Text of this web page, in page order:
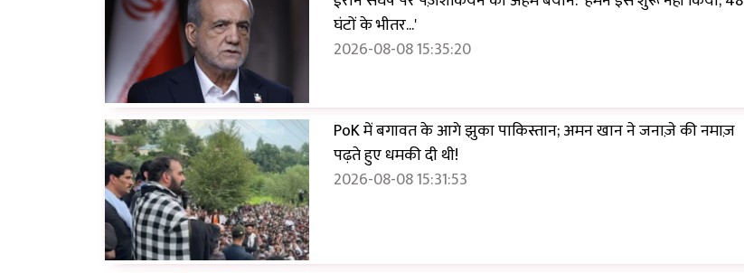
घंटों के भीतर...'
2026-08-08 15:35:20
PoK में बगावत के आगे झुका पाकिस्तान; अमन खान ने जनाज़े की नमाज़
पढ़ते हुए धमकी दी थी!
2026-08-08 15:31:53